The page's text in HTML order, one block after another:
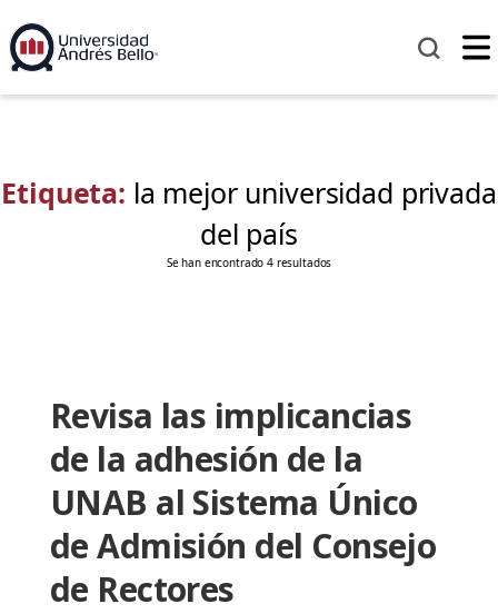
Etiqueta: la mejor universidad privada
del país
Se han encontrado 4 resultados
Revisa las implicancias
de la adhesión de la
UNAB al Sistema Único
de Admisión del Consejo
de Rectores